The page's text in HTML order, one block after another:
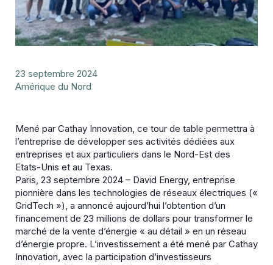
23 septembre 2024
Amérique du Nord
Mené par Cathay Innovation, ce tour de table permettra à
l’entreprise de développer ses activités dédiées aux
entreprises et aux particuliers dans le Nord-Est des
Etats-Unis et au Texas.
Paris, 23 septembre 2024 – David Energy, entreprise
pionnière dans les technologies de réseaux électriques («
GridTech »), a annoncé aujourd’hui l’obtention d’un
financement de 23 millions de dollars pour transformer le
marché de la vente d’énergie « au détail » en un réseau
d’énergie propre. L’investissement a été mené par Cathay
Innovation, avec la participation d’investisseurs